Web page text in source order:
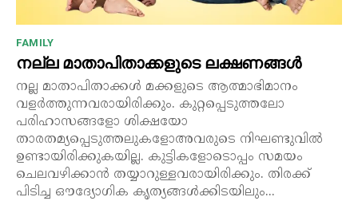
FAMILY
നല്ല മാതാപിതാക്കളുടെ ലക്ഷണങ്ങൾ
നല്ല മാതാപിതാക്കൾ മക്കളുടെ ആത്മാഭിമാനം
വളർത്തുന്നവരായിരിക്കും. കുറ്റപ്പെടുത്തലോ
പരിഹാസങ്ങളോ ശിക്ഷയോ
താരതമ്യപ്പെടുത്തലുകളോഅവരുടെ നിഘണ്ടുവിൽ
ഉണ്ടായിരിക്കുകയില്ല. കുട്ടികളോടൊപ്പം സമയം
ചെലവഴിക്കാൻ തയ്യാറുള്ളവരായിരിക്കും. തിരക്ക്
പിടിച്ച ഔദ്യോഗിക കൃത്യങ്ങൾക്കിടയിലും...